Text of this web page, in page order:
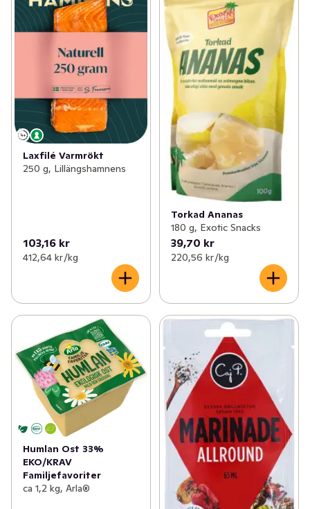
Laxfilé Varmrökt
250 g, Lillängshamnens
103,16 kr
412,64 kr /kg
Torkad Ananas
180 g, Exotic Snacks
39,70 kr
220,56 kr /kg
Humlan Ost 33%
EKO/KRAV
Familjefavoriter
ca 1,2 kg, Arla®